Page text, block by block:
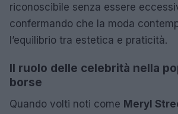
riconoscibile senza essere
confermando che la moda
l’equilibrio tra estetica e praticità.
Il ruolo delle celebrità nella
borse
Quando volti noti come Meryl